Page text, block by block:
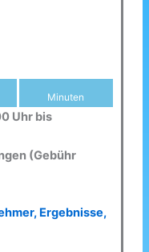
Minuten
Uhr bis
(Gebühr
Ergebnisse,